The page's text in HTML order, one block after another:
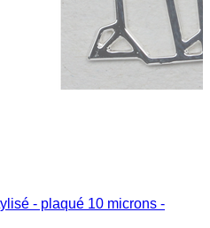
- plaqué 10 microns -